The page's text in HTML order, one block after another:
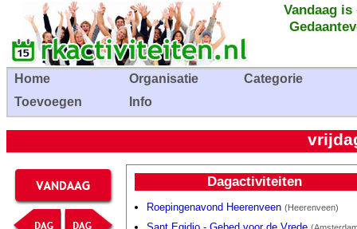
Vandaag
Home Organisatie
Categorie
Toevoegen
Info
Dagactiviteiten
Roepingenavond Heerenveen (Heerenveen)